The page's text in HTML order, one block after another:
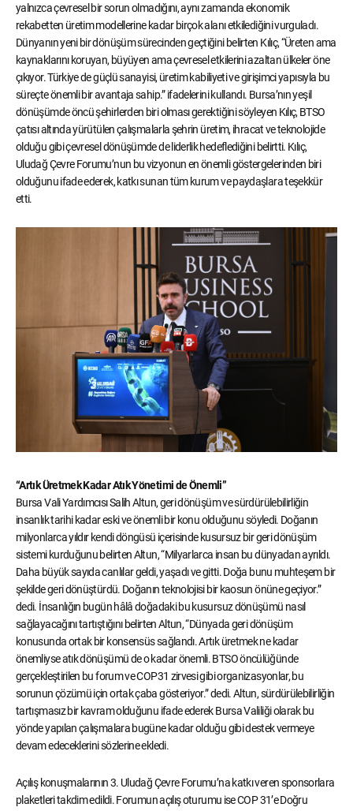
yalnızca çevresel bir sorun olmadığını, aynı zamanda ekonomik
rekabetten üretim modellerine kadar birçok alanı etkilediğini vurguladı.
Dünyanın yeni bir dönüşüm sürecinden geçtiğini belirten Kılıç, “Üreten ama
kaynaklarını koruyan, büyüyen ama çevresel etkilerini azaltan ülkeler öne
çıkıyor. Türkiye de güçlü sanayisi, üretim kabiliyeti ve girişimci yapısıyla bu
süreçte önemli bir avantaja sahip.” ifadelerini kullandı. Bursa’nın yeşil
dönüşümde öncü şehirlerden biri olması gerektiğini söyleyen Kılıç, BTSO
çatısı altında yürütülen çalışmalarla şehrin üretim, ihracat ve teknolojide
olduğu gibi çevresel dönüşümde de liderlik hedeflediğini belirtti. Kılıç,
Uludağ Çevre Forumu’nun bu vizyonun en önemli göstergelerinden biri
olduğunu ifade ederek, katkı sunan tüm kurum ve paydaşlara teşekkür
etti.
“Artık Üretmek Kadar Atık Yönetimi de Önemli”
Bursa Vali Yardımcısı Salih Altun, geri dönüşüm ve sürdürülebilirliğin
insanlık tarihi kadar eski ve önemli bir konu olduğunu söyledi. Doğanın
milyonlarca yıldır kendi döngüsü içerisinde kusursuz bir geri dönüşüm
sistemi kurduğunu belirten Altun, “Milyarlarca insan bu dünyadan ayrıldı.
Daha büyük sayıda canlılar geldi, yaşadı ve gitti. Doğa bunu muhteşem bir
şekilde geri dönüştürdü. Doğanın teknolojisi bir kaosun önüne geçiyor.”
dedi. İnsanlığın bugün hâlâ doğadaki bu kusursuz dönüşümü nasıl
sağlayacağını tartıştığını belirten Altun, “Dünyada geri dönüşüm
konusunda ortak bir konsensüs sağlandı. Artık üretmek ne kadar
önemliyse atık dönüşümü de o kadar önemli. BTSO öncülüğünde
gerçekleştirilen bu forum ve COP31 zirvesi gibi organizasyonlar, bu
sorunun çözümü için ortak çaba gösteriyor.” dedi. Altun, sürdürülebilirliğin
tartışmasız bir kavram olduğunu ifade ederek Bursa Valiliği olarak bu
yönde yapılan çalışmalara bugüne kadar olduğu gibi destek vermeye
devam edeceklerini sözlerine ekledi.
Açılış konuşmalarının 3. Uludağ Çevre Forumu’na katkı veren sponsorlara
plaketleri takdim edildi. Forumun açılış oturumu ise COP 31’e Doğru